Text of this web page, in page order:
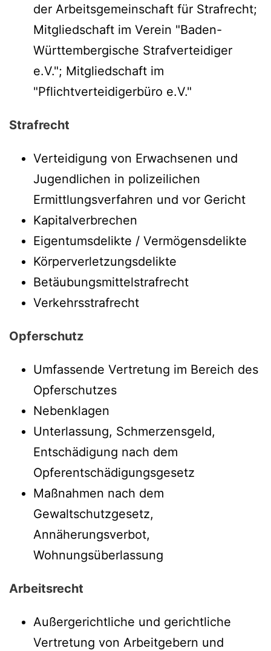
der Arbeitsgemeinschaft für Strafrecht;
Mitgliedschaft im Verein "Baden-
Württembergische Strafverteidiger
e.V."; Mitgliedschaft im
"Pflichtverteidigerbüro e.V."
Strafrecht
Verteidigung von Erwachsenen und
Jugendlichen in polizeilichen
Ermittlungsverfahren und vor Gericht
Kapitalverbrechen
Eigentumsdelikte / Vermögensdelikte
Körperverletzungsdelikte
Betäubungsmittelstrafrecht
Verkehrsstrafrecht
Opferschutz
Umfassende Vertretung im Bereich des
Opferschutzes
Nebenklagen
Unterlassung, Schmerzensgeld,
Entschädigung nach dem
Opferentschädigungsgesetz
Maßnahmen nach dem
Gewaltschutzgesetz,
Annäherungsverbot,
Wohnungsüberlassung
Arbeitsrecht
Außergerichtliche und gerichtliche
Vertretung von Arbeitgebern und